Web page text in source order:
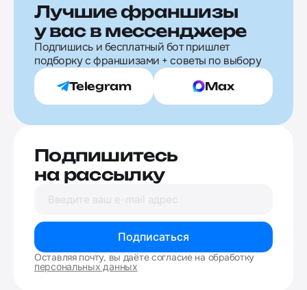
Лучшие франшизы
у вас в мессенджере
Подпишись и бесплатный бот пришлет
подборку с франшизами + советы по выбору
Telegram Max
Подпишитесь
на рассылку
Подписаться
Оставляя почту, вы даёте согласие на обработку
персональных данных